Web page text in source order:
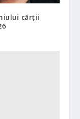
cărții